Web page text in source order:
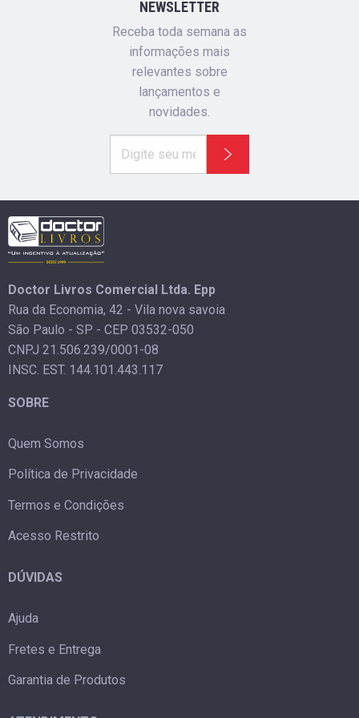
NEWSLETTER
Receba toda semana as
informações mais
relevantes sobre
lançamentos e
novidades.
Doctor Livros Comercial Ltda. Epp
Rua da Economia, 42 - Vila nova savoia
São Paulo - SP - CEP 03532-050
CNPJ 21.506.239/0001-08
INSC. EST. 144.101.443.117
SOBRE
Quem Somos
Política de Privacidade
Termos e Condições
Acesso Restrito
DÚVIDAS
Ajuda
Fretes e Entrega
Garantia de Produtos